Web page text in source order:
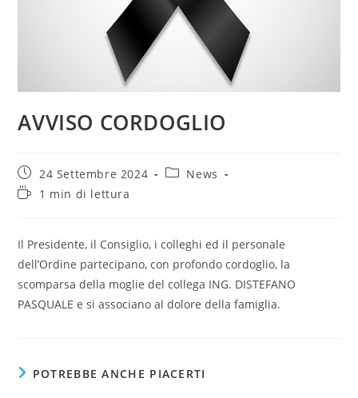
AVVISO CORDOGLIO
Articolo
pubblicato:
24 Settembre 2024
Categoria
News
Tempo1 min di lettura
Il Presidente, il Consiglio, i colleghi ed il personale
dell’Ordine partecipano, con profondo cordoglio, la
scomparsa della moglie del collega ING. DISTEFANO
PASQUALE e si associano al dolore della famiglia.
POTREBBE ANCHE PIACERTI